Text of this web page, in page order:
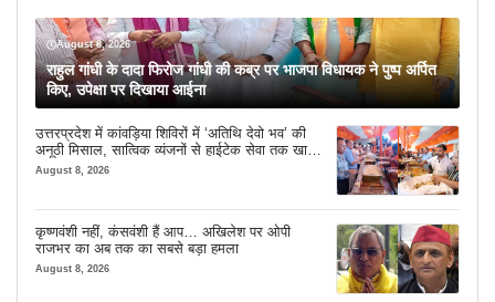
August 8, 2026
राहुल गांधी के दादा फिरोज गांधी की कब्र पर भाजपा विधायक ने पुष्प अर्पित
किए, उपेक्षा पर दिखाया आईना
उत्तरप्रदेश में कांवड़िया शिविरों में ‘अतिथि देवो भव’ की
अनूठी मिसाल, सात्विक व्यंजनों से हाईटेक सेवा तक खास
इंतजाम
August 8, 2026
कृष्णवंशी नहीं, कंसवंशी हैं आप… अखिलेश पर ओपी
राजभर का अब तक का सबसे बड़ा हमला
August 8, 2026